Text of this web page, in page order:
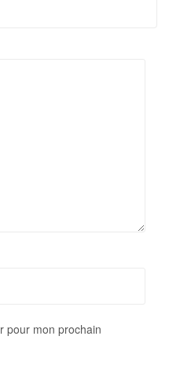
pour mon prochain